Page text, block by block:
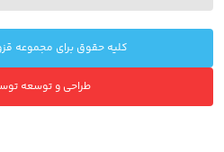
کلیه حقوق برای مجموعه
طراحی و توسعه